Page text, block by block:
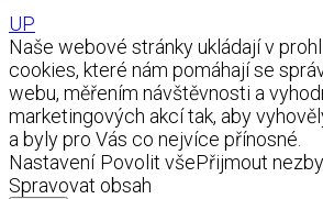
UP
Naše webové stránky ukládají v
cookies, které nám pomáhají se
webu, měřením návštěvnosti a
marketingových akcí tak, aby
a byly pro Vás co nejvíce přínosné.
Nastavení Povolit všePřijmout
Spravovat obsah